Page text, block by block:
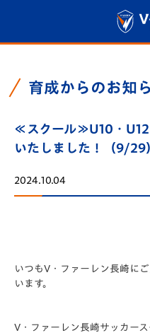
育成からのお知
≪スクール≫U10・U12
いたしました！（9/29
2024.10.04
いつもV・ファーレン長崎に
います。
V・ファーレン長崎サッカー